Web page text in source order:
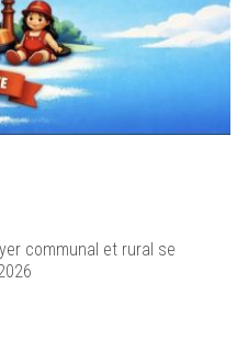
communal et rural se